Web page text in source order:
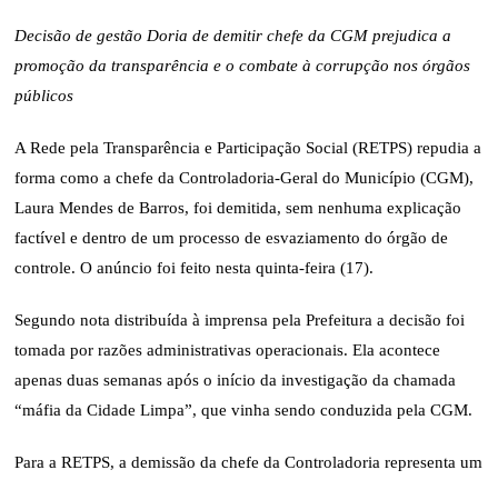
Decisão de gestão Doria de demitir chefe da CGM prejudica a
promoção da transparência e o combate à corrupção nos órgãos
públicos
A Rede pela Transparência e Participação Social (RETPS) repudia a
forma como a chefe da Controladoria-Geral do Município (CGM),
Laura Mendes de Barros, foi demitida, sem nenhuma explicação
factível e dentro de um processo de esvaziamento do órgão de
controle. O anúncio foi feito nesta quinta-feira (17).
Segundo nota distribuída à imprensa pela Prefeitura a decisão foi
tomada por razões administrativas operacionais. Ela acontece
apenas duas semanas após o início da investigação da chamada
“máfia da Cidade Limpa”, que vinha sendo conduzida pela CGM.
Para a RETPS, a demissão da chefe da Controladoria representa um